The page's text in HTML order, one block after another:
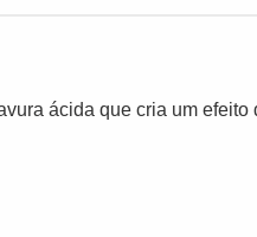
ácida que cria um